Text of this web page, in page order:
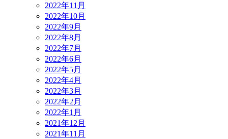
2022年11月
2022年10月
2022年9月
2022年8月
2022年7月
2022年6月
2022年5月
2022年4月
2022年3月
2022年2月
2022年1月
2021年12月
2021年11月